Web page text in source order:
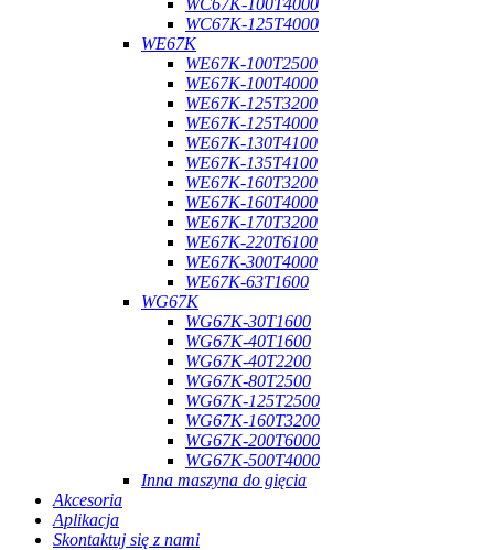
WC67K-100T4000
WC67K-125T4000
WE67K
WE67K-100T2500
WE67K-100T4000
WE67K-125T3200
WE67K-125T4000
WE67K-130T4100
WE67K-135T4100
WE67K-160T3200
WE67K-160T4000
WE67K-170T3200
WE67K-220T6100
WE67K-300T4000
WE67K-63T1600
WG67K
WG67K-30T1600
WG67K-40T1600
WG67K-40T2200
WG67K-80T2500
WG67K-125T2500
WG67K-160T3200
WG67K-200T6000
WG67K-500T4000
Inna maszyna do gięcia
Akcesoria
Aplikacja
Skontaktuj się z nami